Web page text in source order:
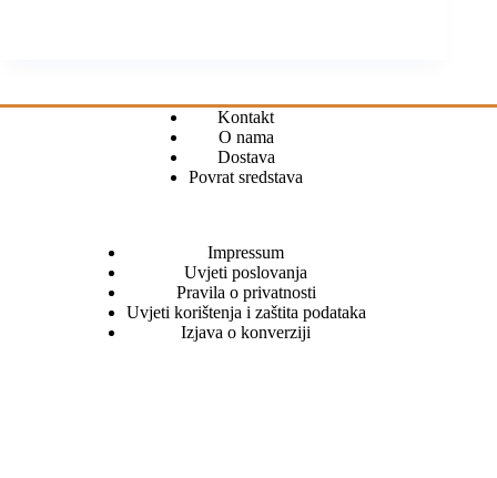
Kontakt
O nama
Dostava
Povrat sredstava
Impressum
Uvjeti poslovanja
Pravila o privatnosti
Uvjeti korištenja i zaštita podataka
Izjava o konverziji